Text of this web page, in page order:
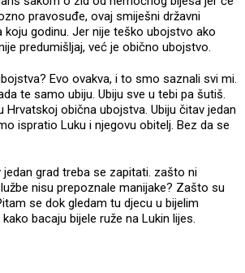
pravosuđe, ovaj smiješni državni
godinu. Jer nije teško ubojstvo ako
predumišljaj, već je obično ubojstvo.
Evo ovakva, i to smo saznali svi mi.
te samo ubiju. Ubiju sve u tebi pa šutiš.
Hrvatskoj obična ubojstva. Ubiju čitav jedan
ispratio Luku i njegovu obitelj. Bez da se
grad treba se zapitati. zašto ni
nisu prepoznale manijake? Zašto su
se dok gledam tu djecu u bijelim
bacaju bijele ruže na Lukin lijes.